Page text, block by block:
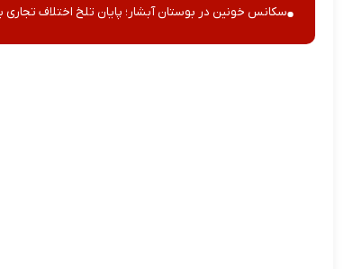
سکانس خونین در بوستان آبشار؛ پایان تلخ اختلاف تجاری